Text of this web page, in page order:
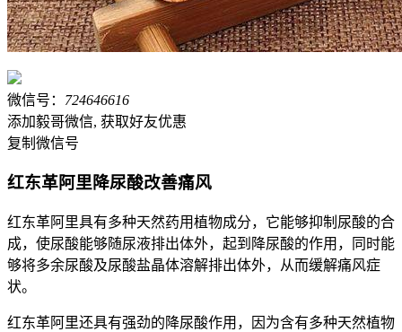
微信号： 724646616
添加毅哥微信, 获取好友优惠
复制微信号
红东革阿里降尿酸改善痛风
红东革阿里具有多种天然药用植物成分，它能够抑制尿酸的合
成，使尿酸能够随尿液排出体外，起到降尿酸的作用，同时能
够将多余尿酸及尿酸盐晶体溶解排出体外，从而缓解痛风症
状。
红东革阿里还具有强劲的降尿酸作用，因为含有多种天然植物